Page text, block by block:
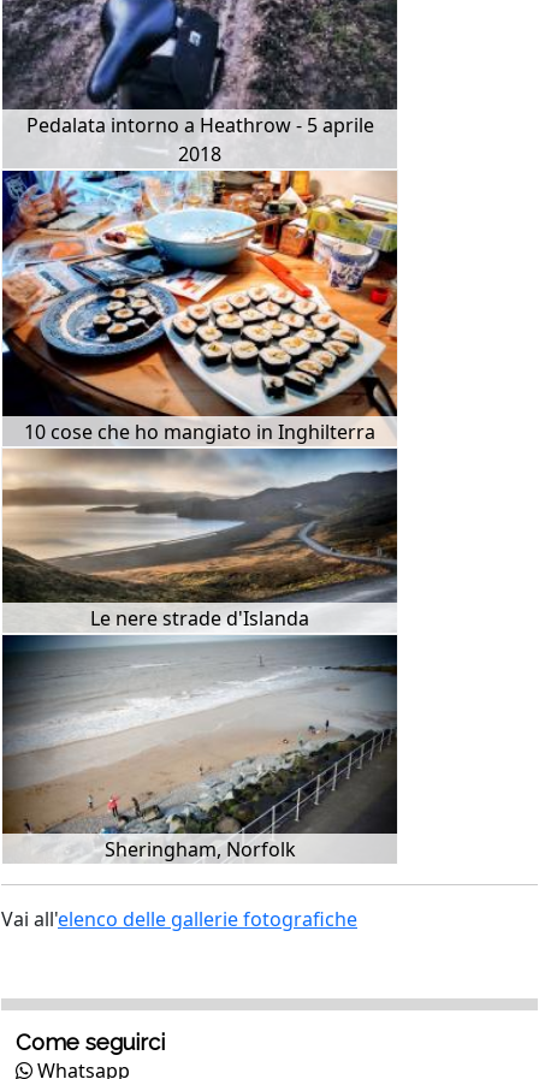
Pedalata intorno a Heathrow - 5 aprile
2018
10 cose che ho mangiato in Inghilterra
Le nere strade d'Islanda
Sheringham, Norfolk
Vai all'elenco delle gallerie fotografiche
Come seguirci
Whatsapp